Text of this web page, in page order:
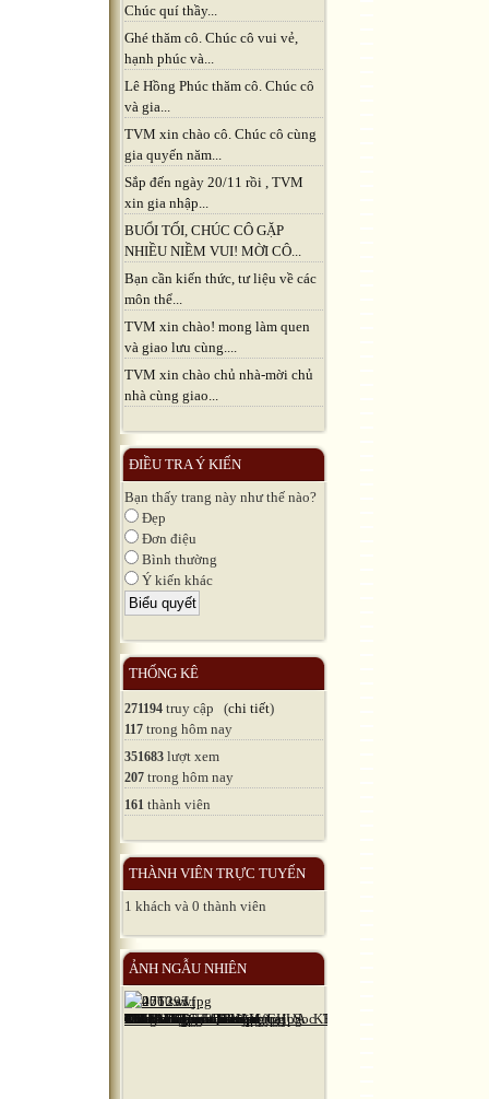
Chúc quí thầy...
Ghé thăm cô. Chúc cô vui vẻ,
hạnh phúc và...
Lê Hồng Phúc thăm cô. Chúc cô
và gia...
TVM xin chào cô. Chúc cô cùng
gia quyến năm...
Sắp đến ngày 20/11 rồi , TVM
xin gia nhập...
BUỔI TỐI, CHÚC CÔ GẶP
NHIỀU NIỀM VUI! MỜI CÔ...
Bạn cần kiến thức, tư liệu về các
môn thể...
TVM xin chào! mong làm quen
và giao lưu cùng....
TVM xin chào chủ nhà-mời chủ
nhà cùng giao...
ĐIỀU TRA Ý KIẾN
Bạn thấy trang này như thế nào?
Đẹp
Đơn điệu
Bình thường
Ý kiến khác
THỐNG KÊ
271194 truy cập (chi tiết)
117 trong hôm nay
351683 lượt xem
207 trong hôm nay
161 thành viên
THÀNH VIÊN TRỰC TUYẾN
1 khách và 0 thành viên
ẢNH NGẪU NHIÊN